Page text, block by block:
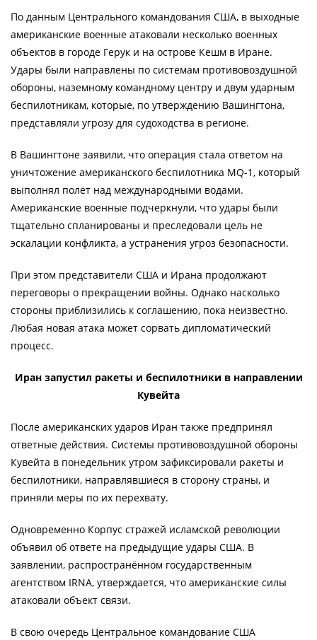
По данным Центрального командования США, в выходные
американские военные атаковали несколько военных
объектов в городе Герук и на острове Кешм в Иране.
Удары были направлены по системам противовоздушной
обороны, наземному командному центру и двум ударным
беспилотникам, которые, по утверждению Вашингтона,
представляли угрозу для судоходства в регионе.
В Вашингтоне заявили, что операция стала ответом на
уничтожение американского беспилотника MQ-1, который
выполнял полёт над международными водами.
Американские военные подчеркнули, что удары были
тщательно спланированы и преследовали цель не
эскалации конфликта, а устранения угроз безопасности.
При этом представители США и Ирана продолжают
переговоры о прекращении войны. Однако насколько
стороны приблизились к соглашению, пока неизвестно.
Любая новая атака может сорвать дипломатический
процесс.
Иран запустил ракеты и беспилотники в направлении
Кувейта
После американских ударов Иран также предпринял
ответные действия. Системы противовоздушной обороны
Кувейта в понедельник утром зафиксировали ракеты и
беспилотники, направлявшиеся в сторону страны, и
приняли меры по их перехвату.
Одновременно Корпус стражей исламской революции
объявил об ответе на предыдущие удары США. В
заявлении, распространённом государственным
агентством IRNA, утверждается, что американские силы
атаковали объект связи.
В свою очередь Центральное командование США